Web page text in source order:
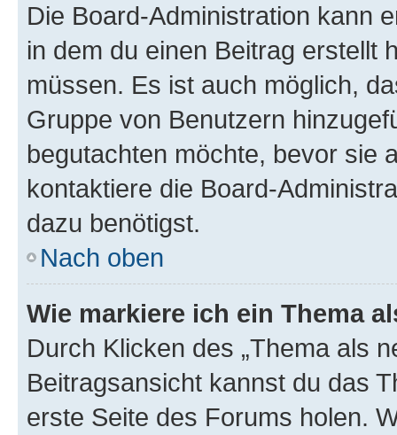
Die Board-Administration kann
in dem du einen Beitrag erstellt
müssen. Es ist auch möglich,
Gruppe von Benutzern
begutachten möchte, bevor sie
kontaktiere die Board-
dazu benötigst.
Nach oben
Wie markiere ich ein Thema
Durch Klicken des „Thema als
Beitragsansicht kannst du das
erste Seite des Forums holen.